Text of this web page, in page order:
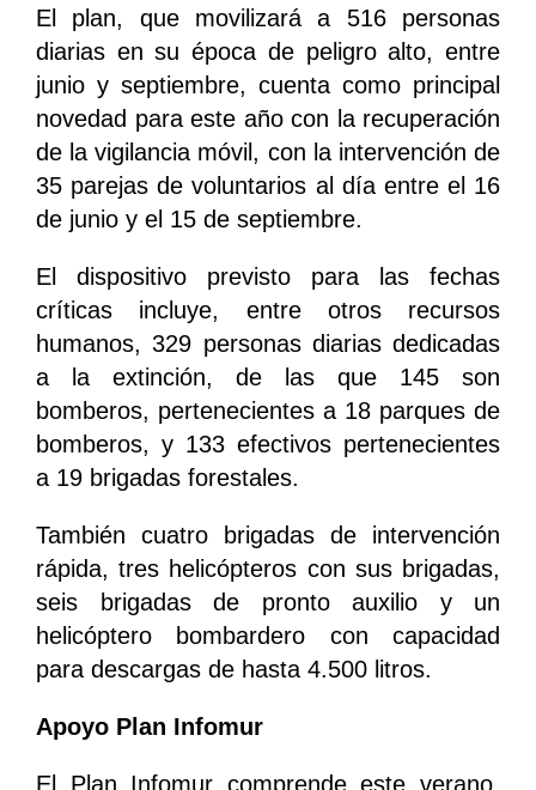
El plan, que movilizará a 516 personas
diarias en su época de peligro alto, entre
junio y septiembre, cuenta como principal
novedad para este año con la recuperación
de la vigilancia móvil, con la intervención de
35 parejas de voluntarios al día entre el 16
de junio y el 15 de septiembre.
El dispositivo previsto para las fechas
críticas incluye, entre otros recursos
humanos, 329 personas diarias dedicadas
a la extinción, de las que 145 son
bomberos, pertenecientes a 18 parques de
bomberos, y 133 efectivos pertenecientes
a 19 brigadas forestales.
También cuatro brigadas de intervención
rápida, tres helicópteros con sus brigadas,
seis brigadas de pronto auxilio y un
helicóptero bombardero con capacidad
para descargas de hasta 4.500 litros.
Apoyo Plan Infomur
El Plan Infomur comprende este verano,